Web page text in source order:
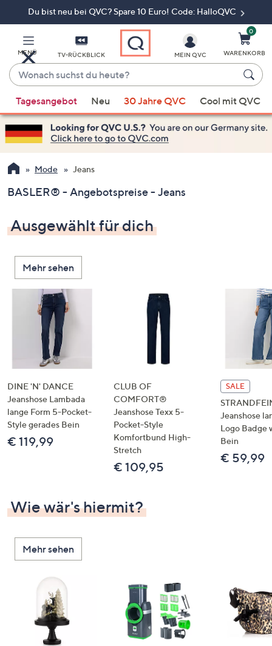
Du bist neu bei QVC? Spare 10 Euro! Code: HalloQVC
MENÜ TV-RÜCKBLICK
Wonach
suchst
du
heute?
Vorschläge
verfügbar
sind,
verwenden
Sie
Pfeiltasten
oben
und
nach
unten
oder
wischen
Geräten
nach
links
bzw.
rechts,
um
diese
MEIN QVC
0
WARENKORB
Tagesangebot Neu 30 Jahre QVC Cool mit QVC
Mode Jeans
BASLER® - Angebotspreise - Jeans
Ausgewählt für dich
Mehr sehen
DINE 'N' DANCE
Jeanshose Lambada
lange Form 5-Pocket-
Style gerades Bein
€ 119,99
CLUB OF
COMFORT®
Jeanshose Texx 5-
Pocket-Style
Komfortbund High-
Stretch
€ 109,95
SALE
Jeanshose
Logo Badge
Bein
€ 59,99
Wie wär's hiermit?
Mehr sehen